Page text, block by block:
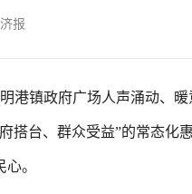
报
镇政府广场人声涌动、暖
搭台、群众受益”的常态化
。